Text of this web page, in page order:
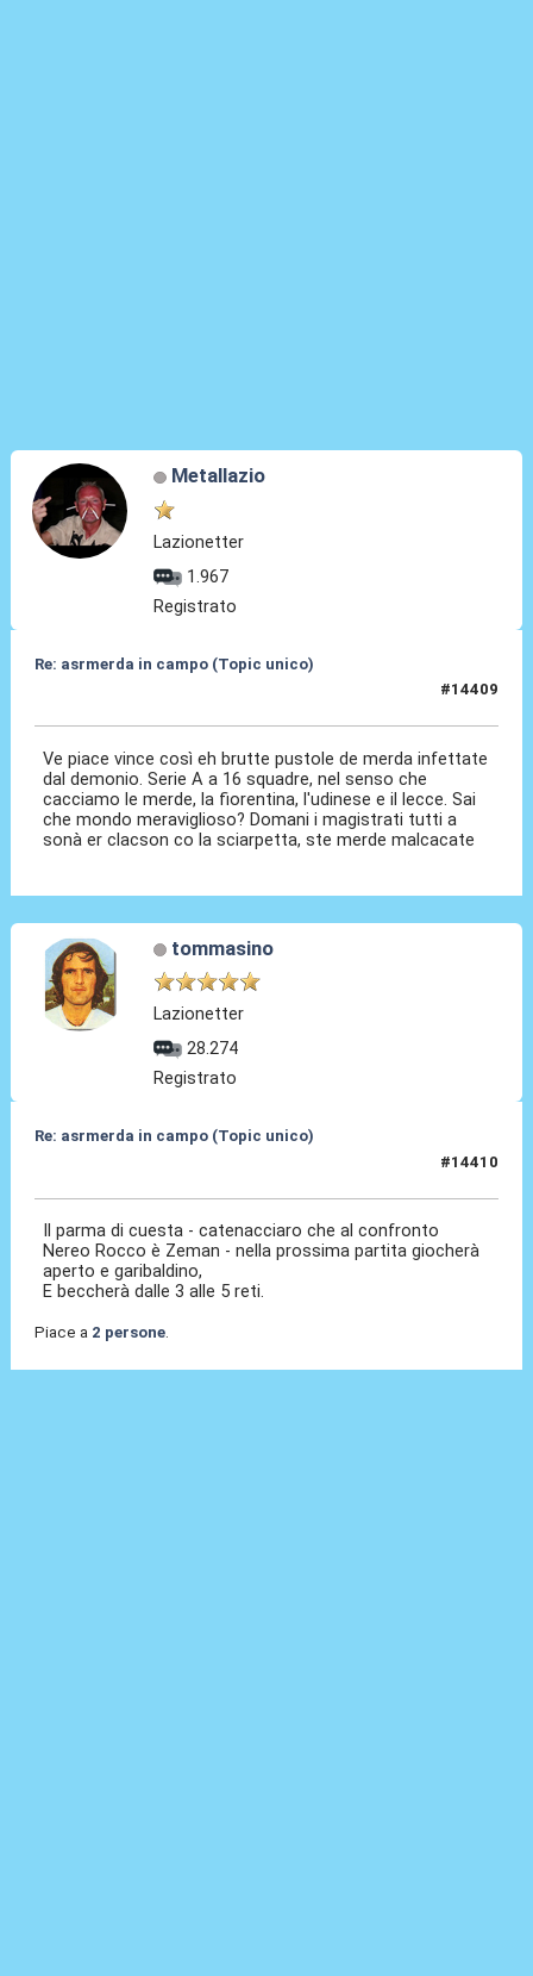
Metallazio
Lazionetter
1.967
Registrato
Re: asrmerda in campo (Topic unico)
#14409
Ve piace vince così eh brutte pustole de merda infettate
dal demonio. Serie A a 16 squadre, nel senso che
cacciamo le merde, la fiorentina, l'udinese e il lecce. Sai
che mondo meraviglioso? Domani i magistrati tutti a
sonà er clacson co la sciarpetta, ste merde malcacate
tommasino
Lazionetter
28.274
Registrato
Re: asrmerda in campo (Topic unico)
#14410
Il parma di cuesta - catenacciaro che al confronto
Nereo Rocco è Zeman - nella prossima partita giocherà
aperto e garibaldino,
E beccherà dalle 3 alle 5 reti.
Piace a 2 persone.